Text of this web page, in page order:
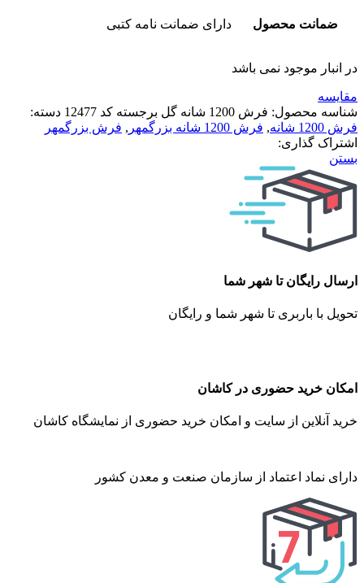
ضمانت محصول دارای ضمانت نامه کتبی
در انبار موجود نمی باشد
مقایسه
شناسه محصول: فرش 1200 شانه گل برجسته کد 12477
دسته:
فرش 1200 شانه
, فرش 1200 شانه بزرگمهر , فرش بزرگمهر
اشتراک گذاری:
بستن
ارسال رایگان تا شهر شما
تحویل با باربری تا شهر شما و رایگان
امکان خرید حضوری در کاشان
خرید آنلاین از سایت و امکان خرید حضوری از نمایشگاه کاشان
دارای نماد اعتماد از سازمان صنعت و معدن کشور